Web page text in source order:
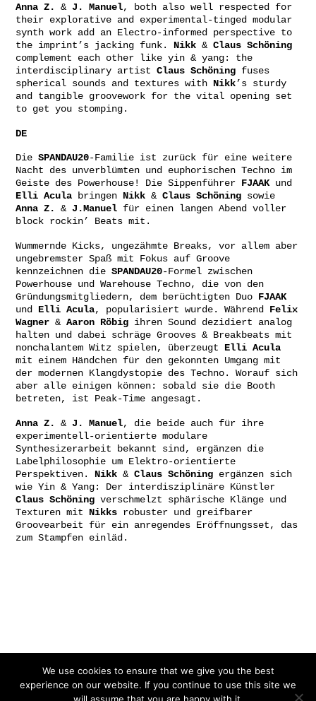
Anna Z. & J. Manuel, both also well respected for
their explorative and experimental-tinged modular
synth work add an Electro-informed perspective to
the imprint’s jacking funk. Nikk & Claus Schöning
complement each other like yin & yang: the
interdisciplinary artist Claus Schöning fuses
spherical sounds and textures with Nikk’s sturdy
and tangible groovework for the vital opening set
to get you stomping.
DE
Die SPANDAU20-Familie ist zurück für eine weitere
Nacht des unverblümten und euphorischen Techno im
Geiste des Powerhouse! Die Sippenführer FJAAKund
Elli Acula bringen Nikk & Claus Schöning sowie
Anna Z.
& J.Manuel für einen langen Abend voller
block rockin’ Beats mit.
Wummernde Kicks, ungezähmte Breaks, vor allem aber
ungebremster Spaß mit Fokus auf Groove
kennzeichnen die SPANDAU20-Formel zwischen
Powerhouse und Warehouse Techno, die von den
Gründungsmitgliedern, dem berüchtigten Duo FJAAK
und Elli Acula, popularisiert wurde. Während Felix
Wagner & Aaron Röbig ihren Sound dezidiert analog
halten und dabei schräge Grooves & Breakbeats mit
nonchalantem Witz spielen, überzeugt Elli Acula
mit einem Händchen für den gekonnten Umgang mit
der modernen Klangdystopie des Techno. Worauf sich
aber alle einigen können: sobald sie die Booth
betreten, ist Peak-Time angesagt.
Anna Z. & J. Manuel, die beide auch für ihre
experimentell-orientierte modulare
Synthesizerarbeit bekannt sind, ergänzen die
Labelphilosophie um Elektro-orientierte
Perspektiven. Nikk & Claus Schöning ergänzen sich
wie Yin & Yang: Der interdisziplinäre Künstler
Claus Schöning verschmelzt sphärische Klänge und
Texturen mit Nikks robuster und greifbarer
Groovearbeit für ein anregendes Eröffnungsset, das
zum Stampfen einläd.
We use cookies to ensure that we give you the best
experience on our website. If you continue to use this site we